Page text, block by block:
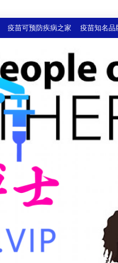
疫苗可预防疾病之家 疫苗知名品